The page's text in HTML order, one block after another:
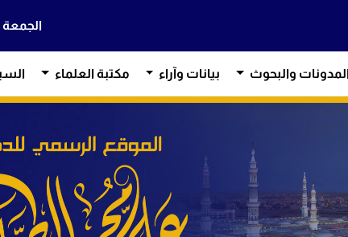
الجمعة
المدونات والبحوث بيانات وآراء مكتبة العلماء